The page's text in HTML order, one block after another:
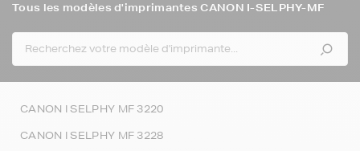
Tous les modèles d'imprimantes CANON I-SELPHY-MF
CANON I SELPHY MF 3220
CANON I SELPHY MF 3228